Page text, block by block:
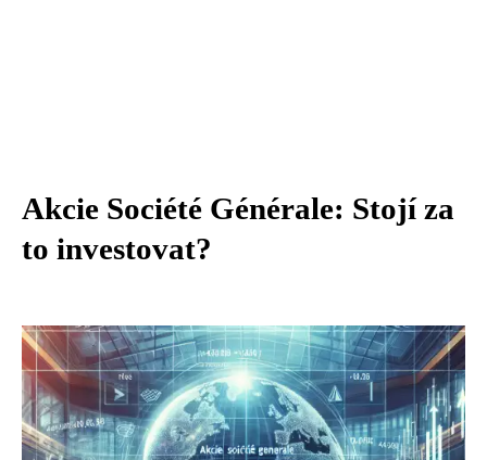
Akcie Société Générale: Stojí za
to investovat?